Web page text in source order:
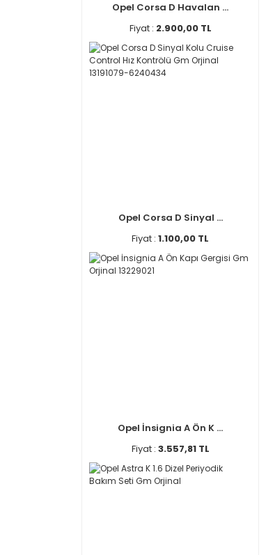
Opel Corsa D Havalan ...
Fiyat : 2.900,00 TL
Opel Corsa D Sinyal ...
Fiyat : 1.100,00 TL
Opel İnsignia A Ön K ...
Fiyat : 3.557,81 TL